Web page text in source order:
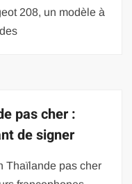
208, un modèle à
pas cher :
de signer
Thaïlande pas cher